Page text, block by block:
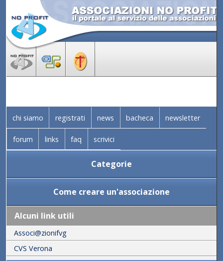
chi siamo registrati news bacheca newsletter
forum links faq scrivici
Categorie
Come creare un'associazione
Alcuni link utili
Associ@zionifvg
CVS Verona